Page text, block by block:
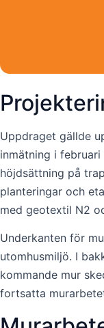
Uppdraget gällde
inmätning i
höjdsättning på
planteringar och
med geotextil N2
Underkanten för
utomhusmiljö. I
kommande mur
fortsatta